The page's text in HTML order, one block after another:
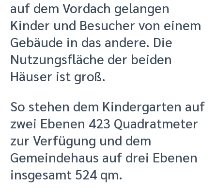
auf dem Vordach gelangen
Kinder und Besucher von einem
Gebäude in das andere. Die
Nutzungsfläche der beiden
Häuser ist groß.
So stehen dem Kindergarten auf
zwei Ebenen 423 Quadratmeter
zur Verfügung und dem
Gemeindehaus auf drei Ebenen
insgesamt 524 qm.